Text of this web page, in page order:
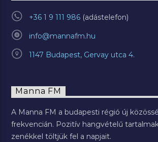
+36 1 9 111 986
info@mannafm.hu
1147 Budapest, Gervay utca 4.
Manna FM
A Manna FM a budapesti régió új
frekvencián. Pozitív hangvételű
zenékkel töltjük fel a napjait.